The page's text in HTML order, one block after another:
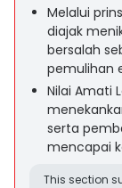
Melalui
diajak
bersalah
pemulihan
Nilai Amati
serta
mencapai
This section